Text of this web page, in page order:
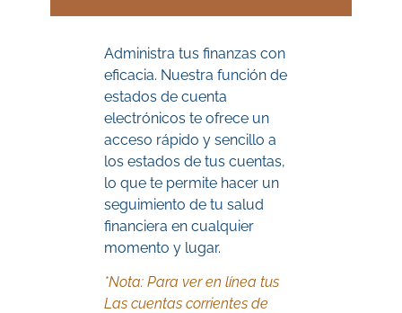
Administra tus finanzas con
eficacia. Nuestra función de
estados de cuenta
electrónicos te ofrece un
acceso rápido y sencillo a
los estados de tus cuentas,
lo que te permite hacer un
seguimiento de tu salud
financiera en cualquier
momento y lugar.
*Nota: Para ver en línea tus
Las cuentas corrientes de